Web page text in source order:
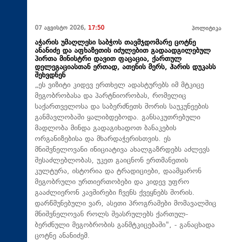
07 აგვისტო 2026, 17:50 პოლიტიკა
აჭარის უმაღლესი საბჭოს თავმჯდომარე ცოტნე
ანანიძე და აფხაზეთის იძულებით გადაადგილებულ
პირთა მინისტრი დავით ფაცაცია, ქართულ
დელეგაციასთან ერთად, ათენის მერს, ჰარის დუკასს
შეხვდნენ
„ეს ვიზიტი კიდევ ერთხელ ადასტურებს იმ მტკიცე
მეგობრობასა და პარტნიორობას, რომელიც
საქართველოსა და საბერძნეთს შორის საუკუნეების
განმავლობაში ყალიბდებოდა. განსაკუთრებული
მადლობა მინდა გადაგიხადოთ ბანაკების
ორგანიზებისა და მხარდაჭერისთვის. ეს
მნიშვნელოვანი ინიციატივა ახალგაზრდებს აძლევს
შესაძლებლობას, უკეთ გაიცნონ ერთმანეთის
კულტურა, ისტორია და ტრადიციები, დაამყარონ
მეგობრული ურთიერთობები და კიდევ უფრო
გააძლიერონ კავშირები ჩვენს ქვეყნებს შორის.
დარწმუნებული ვარ, ასეთი პროგრამები მომავალშიც
მნიშვნელოვან როლს შეასრულებს ქართულ-
ბერძნული მეგობრობის განმტკიცებაში", - განაცხადა
ცოტნე ანანიძემ.